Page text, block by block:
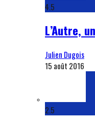
4.5
L’Autre,
Julien Dugois
15 août 2016
2.5